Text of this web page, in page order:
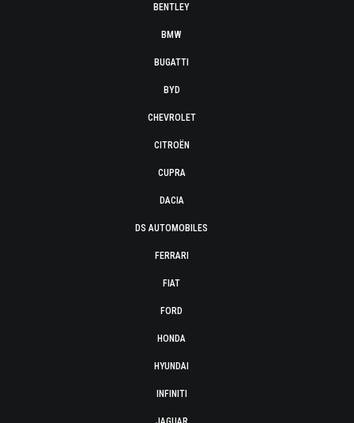
BENTLEY
BMW
BUGATTI
BYD
CHEVROLET
CITROËN
CUPRA
DACIA
DS AUTOMOBILES
FERRARI
FIAT
FORD
HONDA
HYUNDAI
INFINITI